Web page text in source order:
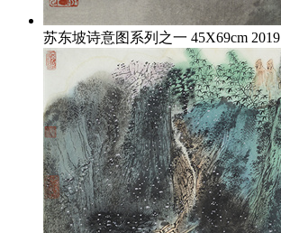
苏东坡诗意图系列之一 45X69cm 2019